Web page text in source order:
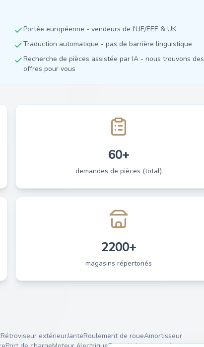
Portée européenne - vendeurs de l'UE/EEE & UK
Traduction automatique - pas de barrière linguistique
Recherche de pièces assistée par IA - nous trouvons des
offres pour vous
60+
demandes de pièces (total)
2200+
magasins répertoriés
Rétroviseur extérieurJanteRoulement de roueAmortisseur